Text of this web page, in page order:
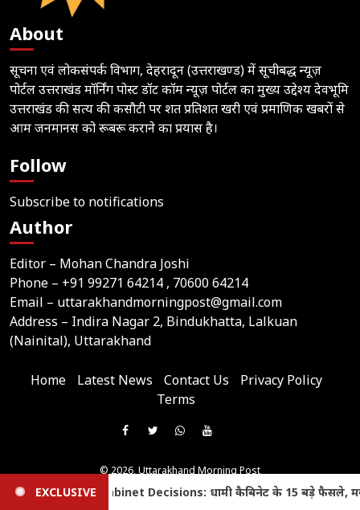
About
सूचना एवं लोकसंपर्क विभाग, देहरादून (उत्तराखण्ड) में सूचीबद्ध न्यूज़
पोर्टल उत्तराखंड मॉर्निंग पोस्ट डॉट कॉम न्यूज़ पोर्टल का मुख्य उद्देश्य देवभूमि
उत्तराखंड की सत्य की कसौटी पर शत प्रतिशत खरी एवं प्रमाणिक खबरों से
आम जनमानस को रूबरू कराने का प्रयास है।
Follow
Subscribe to notifications
Author
Editor – Mohan Chandra Joshi
Phone – +91 99271 64214 , 70600 64214
Email – uttarakhandmorningpost@gmail.com
Address – Indira Nagar 2, Bindukhatta, Lalkuan
(Nainital), Uttarakhand
Home Latest News Contact Us
Privacy Policy
Terms
Like
On
Facebook
Follow
On
Twitter
Join
WhatsApp
Group
Subscribe
YouTube
Channel
on
Telegram
© 2026,Uttarakhand Morning Post
All content and news on this website are published solely by the website owner. Webtik Media
assumes no responsibility for its content.
EXCLUSIVE
फैसले, मजदूरी संहिता-2026 मंजूर; छंटनी कर्मचारियों की वापसी का